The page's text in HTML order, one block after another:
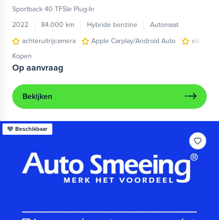
Sportback 40 TFSIe Plug-In
2022
84.000 km Hybride benzine
Automaat
achteruitrijcamera
Apple Carplay/Android Auto
Kopen
Op aanvraag
Bekijken
Beschikbaar